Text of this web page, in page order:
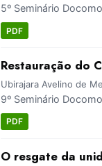
5º Seminário
PDF
Restauração do
Ubirajara Avelino de
9º Seminário
PDF
O resgate da